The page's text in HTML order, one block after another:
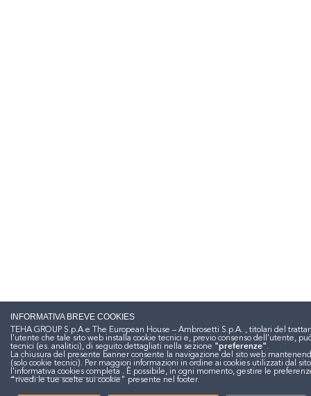
INFORMATIVA BREVE COOKIES
TEHA GROUP S.p.A e The European House – Ambrosetti S.p.A. , titolari del
l'utente che tale sito web installa cookie tecnici e, previo consenso dell'utente,
tecnici (es. analitici), di seguito dettagliati nella sezione "preferenze".
La chiusura del presente banner consente la navigazione del sito web
(solo cookie tecnici). Per maggiori informazioni in ordine ai cookies utilizzati dal
l'informativa cookies completa . È possibile, in ogni momento, gestire le
"rivedi le tue scelte sui cookie" presente nel footer.